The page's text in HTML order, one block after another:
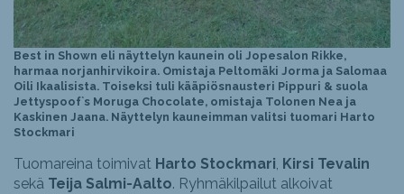
Best in Shown eli näyttelyn kaunein oli Jopesalon Rikke,
harmaa norjanhirvikoira. Omistaja Peltomäki Jorma ja Salomaa
Oili Ikaalisista. Toiseksi tuli kääpiösnausteri Pippuri & suola
Jettyspoof`s Moruga Chocolate, omistaja Tolonen Nea ja
Kaskinen Jaana. Näyttelyn kauneimman valitsi tuomari Harto
Stockmari
Tuomareina toimivat Harto Stockmari, Kirsi Tevalin
sekä Teija Salmi-Aalto. Ryhmäkilpailut alkoivat